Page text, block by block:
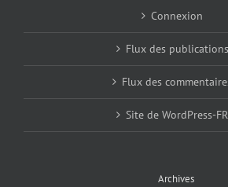
Connexion
Flux des publications
Flux des
Site de WordPress-FR
Archives